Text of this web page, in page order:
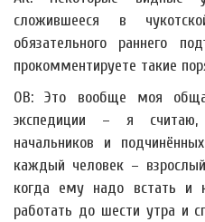
сложившееся в
обязательного раннего
прокомментируете такие
ОВ: Это вообще моя
экспедиции – я
начальников и
каждый человек –
когда ему надо встать и
работать до шести утра и